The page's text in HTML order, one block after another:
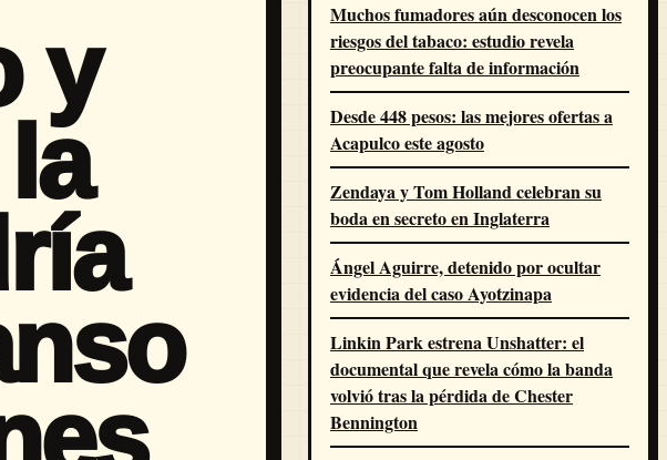
y
Muchos fumadores aún desconocen los
riesgos del tabaco: estudio revela
preocupante falta de información
Desde 448 pesos: las mejores ofertas a
Acapulco este agosto
Zendaya y Tom Holland celebran su
boda en secreto en Inglaterra
Ángel Aguirre, detenido por ocultar
evidencia del caso Ayotzinapa
Linkin Park estrena Unshatter: el
documental que revela cómo la banda
volvió tras la pérdida de Chester
Bennington